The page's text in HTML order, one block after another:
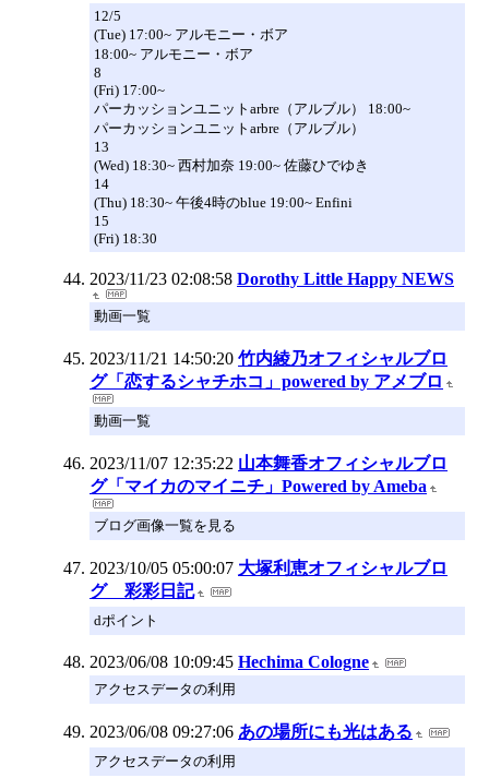
12/5
(Tue) 17:00~ アルモニー・ボア
18:00~ アルモニー・ボア
8
(Fri) 17:00~
パーカッションユニットarbre（アルブル） 18:00~
パーカッションユニットarbre（アルブル）
13
(Wed) 18:30~ 西村加奈 19:00~ 佐藤ひでゆき
14
(Thu) 18:30~ 午後4時のblue 19:00~ Enfini
15
(Fri) 18:30
2023/11/23 02:08:58 Dorothy Little Happy NEWS
動画一覧
2023/11/21 14:50:20 竹内綾乃オフィシャルブロ
グ「恋するシャチホコ」powered by アメブロ
動画一覧
2023/11/07 12:35:22 山本舞香オフィシャルブロ
グ「マイカのマイニチ」Powered by Ameba
ブログ画像一覧を見る
2023/10/05 05:00:07 大塚利恵オフィシャルブロ
グ 彩彩日記
dポイント
2023/06/08 10:09:45 Hechima Cologne
アクセスデータの利用
2023/06/08 09:27:06 あの場所にも光はある
アクセスデータの利用